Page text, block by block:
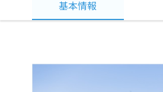
基本情報